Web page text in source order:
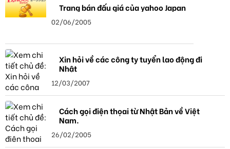
Trang bán đấu giá của yahoo Japan
02/06/2005
Xin hỏi về các công ty tuyển lao động đi
Nhật
12/03/2007
Cách gọi điện thọai từ Nhật Bản về Việt
Nam.
26/02/2005